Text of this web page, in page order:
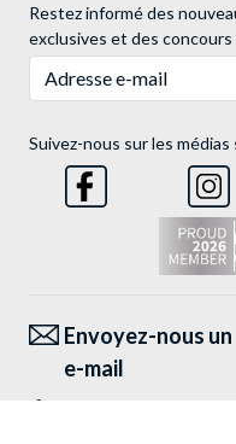
Restez informé des
exclusives et des concours
Suivez-nous sur les médias
Envoyez-nous un
e-mail